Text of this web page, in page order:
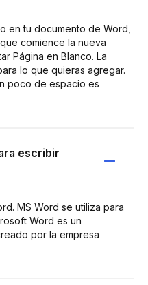
en tu documento de Word,
comience la nueva
Página en Blanco. La
lo que quieras agregar.
poco de espacio es
escribir
MS Word se utiliza para
Word es un
por la empresa